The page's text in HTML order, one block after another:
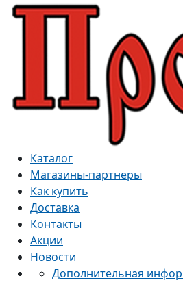
Каталог
Магазины-партнеры
Как купить
Доставка
Контакты
Акции
Новости
Дополнительная